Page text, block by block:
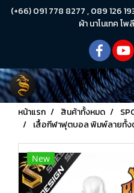
(+66) 091 778 8277 , 089 126
ผ้า นาโนเทค โ
หน้าแรก สินค้าทั้งหมด
เสื้อกีฬาฟุตบอล พิมพ์ลายทั้งตั
New